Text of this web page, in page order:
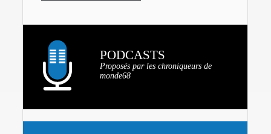
PODCASTS
Proposés par les chroniqueurs de
monde68